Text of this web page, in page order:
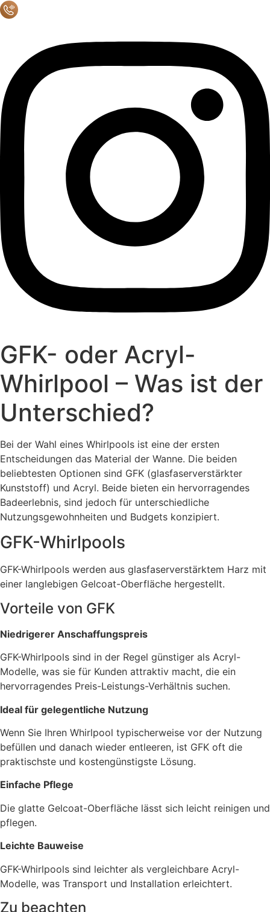
GFK- oder Acryl-
Whirlpool – Was ist der
Unterschied?
Bei der Wahl eines Whirlpools ist eine der ersten
Entscheidungen das Material der Wanne. Die beiden
beliebtesten Optionen sind GFK (glasfaserverstärkter
Kunststoff) und Acryl. Beide bieten ein hervorragendes
Badeerlebnis, sind jedoch für unterschiedliche
Nutzungsgewohnheiten und Budgets konzipiert.
GFK-Whirlpools
GFK-Whirlpools werden aus glasfaserverstärktem Harz mit
einer langlebigen Gelcoat-Oberfläche hergestellt.
Vorteile von GFK
Niedrigerer Anschaffungspreis
GFK-Whirlpools sind in der Regel günstiger als Acryl-
Modelle, was sie für Kunden attraktiv macht, die ein
hervorragendes Preis-Leistungs-Verhältnis suchen.
Ideal für gelegentliche Nutzung
Wenn Sie Ihren Whirlpool typischerweise vor der Nutzung
befüllen und danach wieder entleeren, ist GFK oft die
praktischste und kostengünstigste Lösung.
Einfache Pflege
Die glatte Gelcoat-Oberfläche lässt sich leicht reinigen und
pflegen.
Leichte Bauweise
GFK-Whirlpools sind leichter als vergleichbare Acryl-
Modelle, was Transport und Installation erleichtert.
Zu beachten